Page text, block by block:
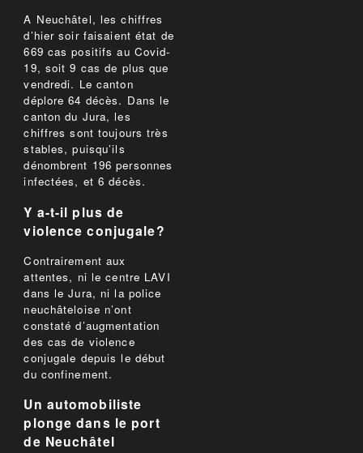
A Neuchâtel, les chiffres
d’hier soir faisaient état de
669 cas positifs au Covid-
19, soit 9 cas de plus que
vendredi. Le canton
déplore 64 décès. Dans le
canton du Jura, les
chiffres sont toujours très
stables, puisqu’ils
dénombrent 196 personnes
infectées, et 6 décès.
Y a-t-il plus de
violence conjugale?
Contrairement aux
attentes, ni le centre LAVI
dans le Jura, ni la police
neuchâteloise n’ont
constaté d’augmentation
des cas de violence
conjugale depuis le début
du confinement.
Un automobiliste
plonge dans le port
de Neuchâtel